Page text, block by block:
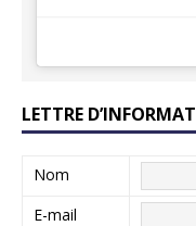
LETTRE
Nom
E-mail